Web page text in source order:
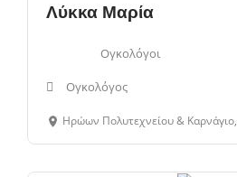
Λύκκα Μαρία
Ογκολόγοι
Ογκολόγος
Ηρώων Πολυτεχνείου & Καρνάγιο, Ερμούπολη, 84100